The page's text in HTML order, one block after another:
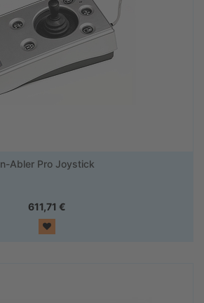
n-Abler Pro Joystick
611,71 €